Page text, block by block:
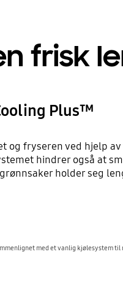
frisk
Plus™
fryseren ved hjelp
hindrer også at
holder seg
med et vanlig kjølesystem til